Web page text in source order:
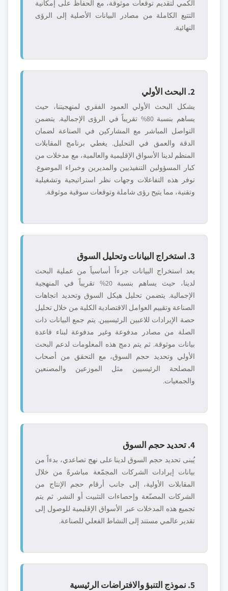
الكمي لتقديم توقعات موثوقة، مع الحفاظ على إمكانية
التتبع الكاملة من مصادر البيانات الأصلية إلى الرؤى
النهائية.
2. البحث الأولي
يشكل البحث الأولي العمود الفقري لمنهجيتنا، حيث
يساهم بنسبة 80% تقريباً في الرؤى الإجمالية. يتضمن
التواصل المباشر مع المشاركين في الصناعة لضمان
الدقة والعمق في التحليل. يغطي برنامج المقابلات
المنظم لدينا الأسواق الإقليمية والعالمية، مع مدخلات من
كبار المسؤولين التنفيذيين والمديرين وخبراء الموضوع.
توفر هذه التفاعلات وجهات نظر استراتيجية وتشغيلية
وتقنية، مما يتيح رؤى شاملة وتوقعات سوقية موثوقة.
3. استخراج البيانات وتحليل السوق
يعد استخراج البيانات جزءاً أساسياً من عملية البحث
لدينا، حيث يساهم بنسبة 20% تقريباً في المنهجية
الإجمالية. يتضمن تحليل هيكل السوق وتحديد اتجاهات
الصناعة وتقييم العوامل الاقتصادية الكلية من خلال تحليل
حصة الإيرادات للاعبين الرئيسيين. يتم جمع البيانات ذات
الصلة من مصادر مدفوعة وغير مدفوعة لبناء قاعدة
بيانات موثوقة. ثم يتم دمج هذه المعلومات لدعم البحث
الأولي وتحديد حجم السوق، مع التحقق من أصحاب
المصلحة الرئيسيين مثل الموزعين والمصنعين
والجمعيات.
4. تحديد حجم السوق
يُبنى تحديد حجم السوق لدينا على نهج تصاعدي، بدءاً من
بيانات إيرادات الشركات المجمّعة مباشرةً من خلال
المقابلات الأولية، إلى جانب أرقام حجم الإنتاج من
الشركات المصنّعة وإحصاءات التثبيت أو النشر. ثم يتم
تجميع هذه المدخلات عبر الأسواق الإقليمية للوصول إلى
تقدير عالمي مستند إلى النشاط الفعلي للصناعة.
5. نموذج التنبؤ والافتراضات الرئيسية